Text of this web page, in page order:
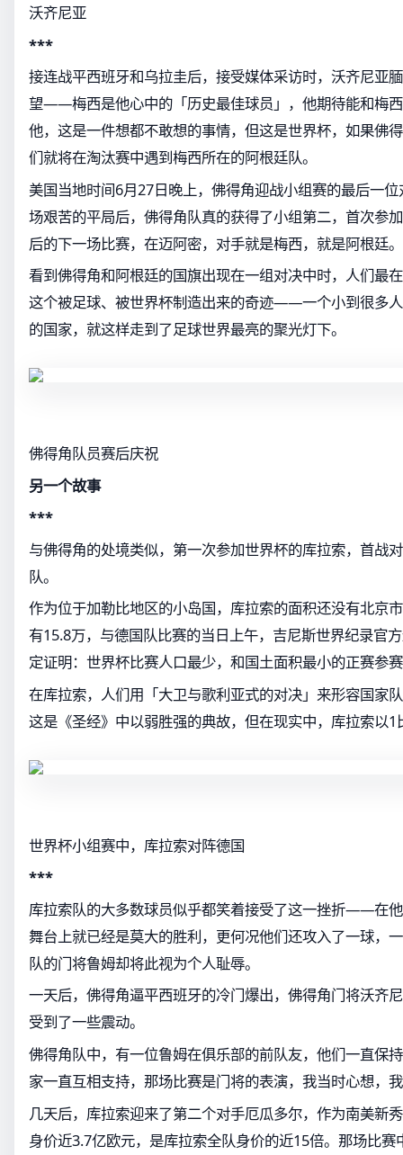
沃齐尼亚
***
接连战平西班牙和乌拉圭后，接受媒体采访时，沃齐尼亚
望——梅西是他心中的「历史最佳球员」，他期待能和梅
他，这是一件想都不敢想的事情，但这是世界杯，如果佛
们就将在淘汰赛中遇到梅西所在的阿根廷队。
美国当地时间6月27日晚上，佛得角迎战小组赛的最后一
场艰苦的平局后，佛得角队真的获得了小组第二，首次参
后的下一场比赛，在迈阿密，对手就是梅西，就是阿根廷。
看到佛得角和阿根廷的国旗出现在一组对决中时，人们最
这个被足球、被世界杯制造出来的奇迹——一个小到很多
的国家，就这样走到了足球世界最亮的聚光灯下。
佛得角队员赛后庆祝
另一个故事
***
与佛得角的处境类似，第一次参加世界杯的库拉索，首战
队。
作为位于加勒比地区的小岛国，库拉索的面积还没有北京
有15.8万，与德国队比赛的当日上午，吉尼斯世界纪录官
定证明：世界杯比赛人口最少，和国土面积最小的正赛参
在库拉索，人们用「大卫与歌利亚式的对决」来形容国家
这是《圣经》中以弱胜强的典故，但在现实中，库拉索以
世界杯小组赛中，库拉索对阵德国
***
库拉索队的大多数球员似乎都笑着接受了这一挫折——在
舞台上就已经是莫大的胜利，更何况他们还攻入了一球，
队的门将鲁姆却将此视为个人耻辱。
一天后，佛得角逼平西班牙的冷门爆出，佛得角门将沃齐
受到了一些震动。
佛得角队中，有一位鲁姆在俱乐部的前队友，他们一直保
家一直互相支持，那场比赛是门将的表演，我当时心想，
几天后，库拉索迎来了第二个对手厄瓜多尔，作为南美新
身价近3.7亿欧元，是库拉索全队身价的近15倍。那场比